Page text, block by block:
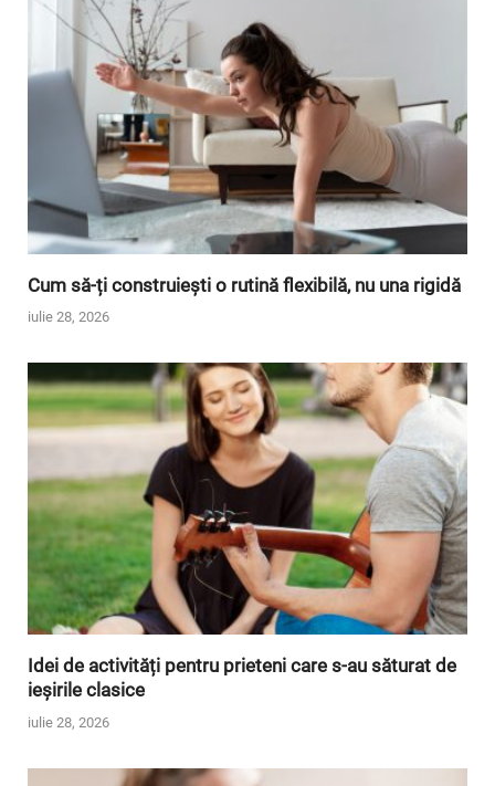
Cum să-ți construiești o rutină flexibilă, nu una rigidă
iulie 28, 2026
Idei de activități pentru prieteni care s-au săturat de
ieșirile clasice
iulie 28, 2026